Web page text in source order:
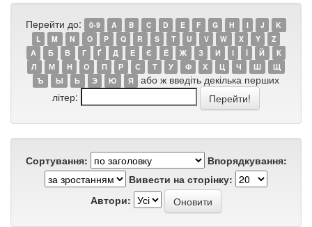
Перейти до: 0-9 A B C D E F G H I J
K
L
M N O P Q R S T U V W X Y
Z
А
Б В Г Ґ Д Е Є Ё Ж З И І Ї Й
К
Л
М Н О П Р С Т У Ф Х Ц Ч Ш
Щ
Ъ
Ы Ь Э Ю Я
або ж введіть декілька перших
літер:
Сортування:
Впорядкування:
Вивести на сторінку:
Автори: